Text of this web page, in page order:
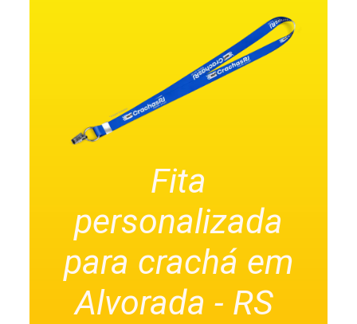
Fita
personalizada
para crachá em
Alvorada - RS